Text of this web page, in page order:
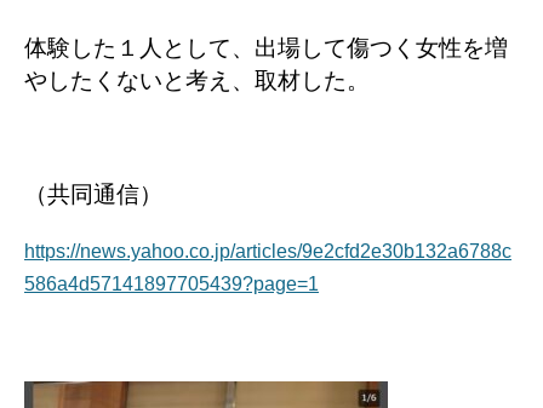
体験した１人として、出場して傷つく女性を増
やしたくないと考え、取材した。
（共同通信）
https://news.yahoo.co.jp/articles/9e2cfd2e30b132a6788c
586a4d57141897705439?page=1